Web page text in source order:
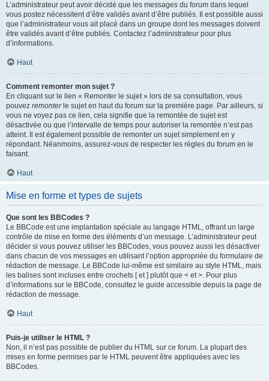
L’administrateur peut avoir décidé que les messages du forum dans lequel
vous postez nécessitent d’être validés avant d’être publiés. Il est possible aussi
que l’administrateur vous ait placé dans un groupe dont les messages doivent
être validés avant d’être publiés. Contactez l’administrateur pour plus
d’informations.
Haut
Comment remonter mon sujet ?
En cliquant sur le lien « Remonter le sujet » lors de sa consultation, vous
pouvez remonterle sujet en haut du forum sur la première page. Par ailleurs, si
vous ne voyez pas ce lien, cela signifie que la remontée de sujet est
désactivée ou que l’intervalle de temps pour autoriser la remontée n’est pas
atteint. Il est également possible de remonter un sujet simplement en y
répondant. Néanmoins, assurez-vous de respecter les règles du forum en le
faisant.
Haut
Mise en forme et types de sujets
Que sont les BBCodes ?
Le BBCode est une implantation spéciale au langage HTML, offrant un large
contrôle de mise en forme des éléments d’un message. L’administrateur peut
décider si vous pouvez utiliser les BBCodes, vous pouvez aussi les désactiver
dans chacun de vos messages en utilisant l’option appropriée du formulaire de
rédaction de message. Le BBCode lui-même est similaire au style HTML, mais
les balises sont incluses entre crochets [ et ] plutôt que < et >. Pour plus
d’informations sur le BBCode, consultez le guide accessible depuis la page de
rédaction de message.
Haut
Puis-je utiliser le HTML ?
Non, il n’est pas possible de publier du HTML sur ce forum. La plupart des
mises en forme permises par le HTML peuvent être appliquées avec les
BBCodes.